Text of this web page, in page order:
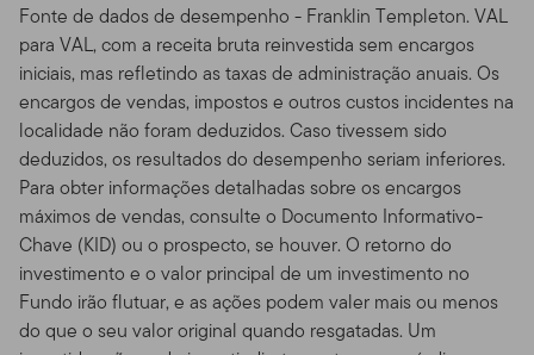
Fonte de dados de desempenho - Franklin Templeton. VAL
para VAL, com a receita bruta reinvestida sem encargos
iniciais, mas refletindo as taxas de administração anuais. Os
encargos de vendas, impostos e outros custos incidentes na
localidade não foram deduzidos. Caso tivessem sido
deduzidos, os resultados do desempenho seriam inferiores.
Para obter informações detalhadas sobre os encargos
máximos de vendas, consulte o Documento Informativo-
Chave (KID) ou o prospecto, se houver. O retorno do
investimento e o valor principal de um investimento no
Fundo irão flutuar, e as ações podem valer mais ou menos
do que o seu valor original quando resgatadas. Um
investimento, taxas de venda, despesas e
considerações sobre risco. Você deve ler os prospectos
com cuidado antes de investir ou enviar dinheiro.
Performance dos Fundos.O retorno de investimento e
o valor principal dos fundos vai flutuar com as
condições de mercado, e você pode ter um ganho ou
perda quando você vender suas cotas. O valor das
cotas dos Fundos e a renda acumulada nas cotas, se
existir, pode subir ou cair.Performance anterior não
garante resultados futuros. Fundos e outros produtos
de investimento não são depósitos ou obrigações